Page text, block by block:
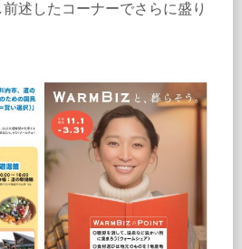
述したコーナーでさらに盛り